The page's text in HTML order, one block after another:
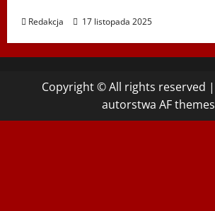
Redakcja 17 listopada 2025
Copyright © All rights reserved |
autorstwa AF themes